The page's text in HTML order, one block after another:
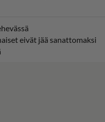
eivät jää sanattomaksi